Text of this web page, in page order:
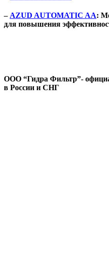
– AZUD AUTOMATIC AA:
для повышения
ООО “Гидра Фильтр”-
в России и СНГ